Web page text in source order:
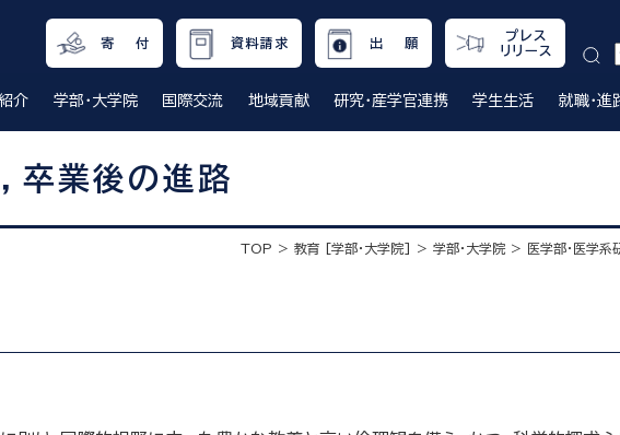
寄 付 資料請求 出 願
プレス
リリース
介 学部・大学院 国際交流 地域貢献 研究・産学官連携 学生生活 就職・進
卒業後の進路
TOP 教育 [学部・大学院] 学部・大学院 医学部・医学系